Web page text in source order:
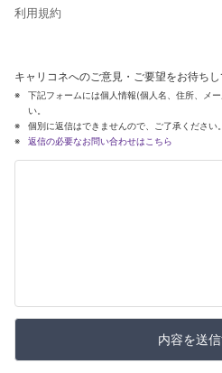
利用規約
キャリコネへのご意見・ご要望をお待ちし
下記フォームには個人情報(個人名、住所、メ
い。
個別に返信はできませんので、ご了承ください。
返信の必要なお問い合わせはこちら
内容を送